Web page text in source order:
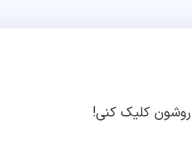
روشون کلیک کنی!